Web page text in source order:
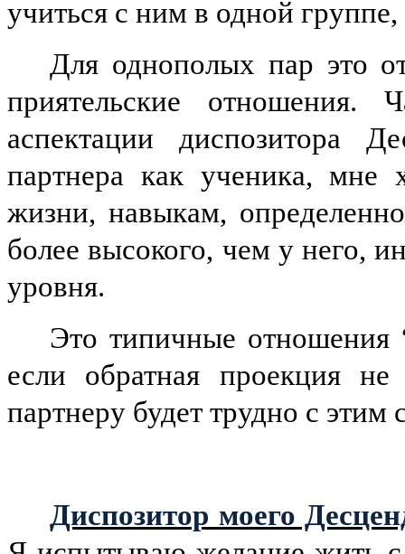
учиться с ним в одной группе,
Для однополых пар это
приятельские отношения.
аспектации диспозитора
партнера как ученика, мне
жизни, навыкам,
более высокого, чем у него,
уровня.
Это типичные отношения
если обратная проекция
партнеру будет трудно с этим
Диспозитор моего